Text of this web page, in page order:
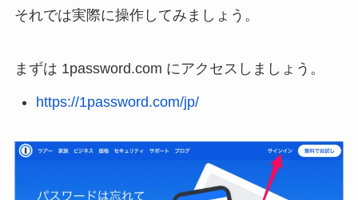
それでは実際に操作してみましょう。
まずは 1password.com にアクセスしましょう。
https://1password.com/jp/